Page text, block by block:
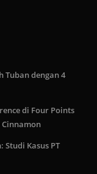
Tuban dengan 4
di Four Points
Cinnamon
Kasus PT